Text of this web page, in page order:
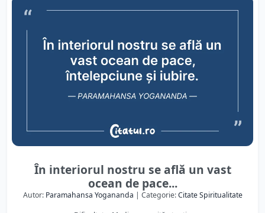
În interiorul nostru se află un vast
ocean de pace...
Autor: Paramahansa Yogananda | Categorie:Citate Spiritualitate